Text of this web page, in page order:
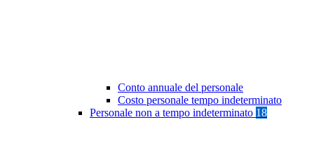
Conto annuale del personale
Costo personale tempo indeterminato
Personale non a tempo indeterminato 18